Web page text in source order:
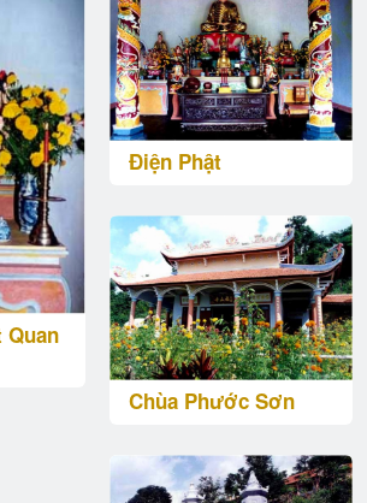
Quan
Điện Phật
Chùa Phước Sơn